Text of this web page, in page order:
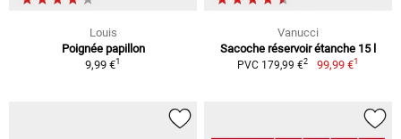
Louis
Poignée papillon
9,99 €1
Vanucci
Sacoche réservoir étanche 15 l
PVC 179,99 €2 99,99 €1